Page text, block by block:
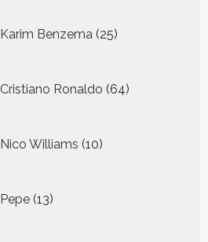
Karim Benzema 25
producten
Cristiano Ronaldo 64
producten
Nico Williams 10
producten
Pepe 13
producten